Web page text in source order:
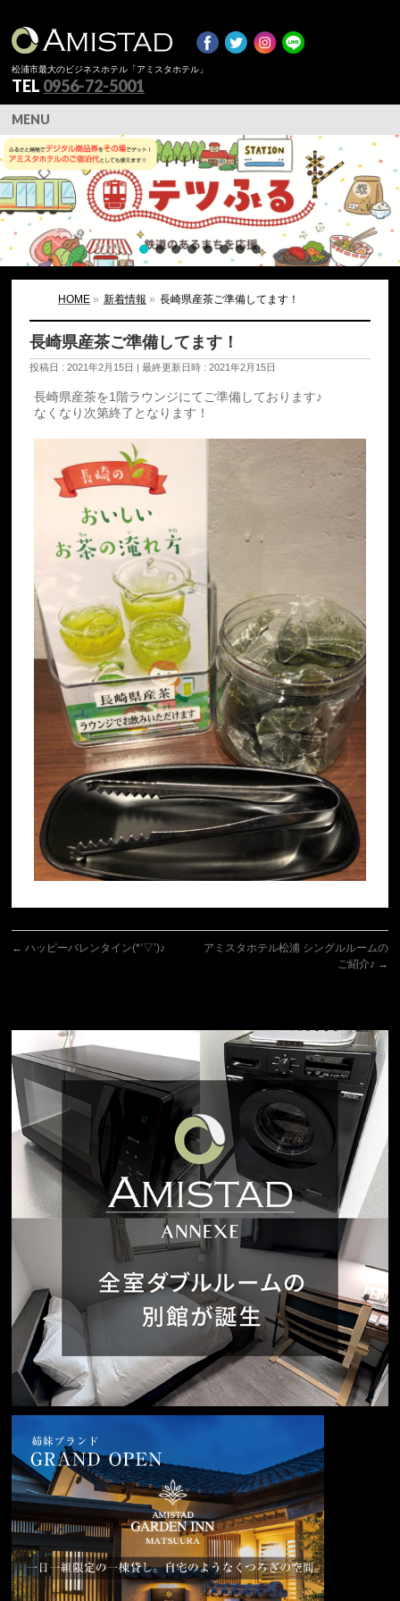
松浦市最大のビジネスホテル「アミスタホテル」
TEL 0956-72-5001
MENU
HOME» 新着情報 » 長崎県産茶ご準備してます！
長崎県産茶ご準備してます！
投稿日 : 2021年2月15日 最終更新日時 : 2021年2月15日
長崎県産茶を1階ラウンジにてご準備しております♪
なくなり次第終了となります！
← ハッピーバレンタイン(*’▽’)♪
アミスタホテル松浦 シングルルームの
ご紹介♪ →